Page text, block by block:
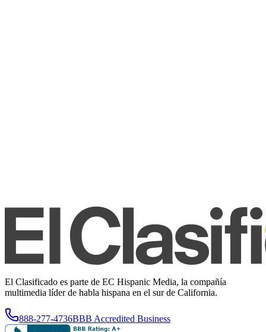
El Clasificado es parte de EC Hispanic Media, la compañía
multimedia líder de habla hispana en el sur de California.
888-277-4736BBB Accredited Business